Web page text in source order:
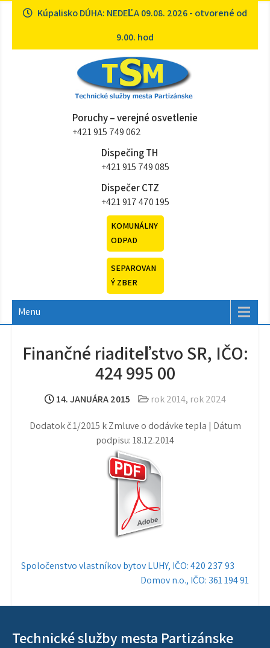
Kúpalisko DÚHA: NEDEĽA 09.08. 2026 - otvorené od
9.00. hod
Technické služby mesta
Partizánske
Sme tu pre vásPoruchy – verejné osvetlenie
+421 915 749 062
Dispečing TH
+421 915 749 085
Dispečer CTZ
+421 917 470 195
KOMUNÁLNY
ODPAD
SEPAROVAN
Ý ZBER
Menu
Finančné riaditeľstvo SR, IČO:
424 995 00
14. JANUÁRA 2015 rok 2014, rok 2024
Dodatok č.1/2015 k Zmluve o dodávke tepla | Dátum
podpisu: 18.12.2014
Navigácia
článku
Spoločenstvo vlastníkov bytov LUHY, IČO: 420 237 93
Domov n.o., IČO: 361 194 91
Technické služby mesta Partizánske